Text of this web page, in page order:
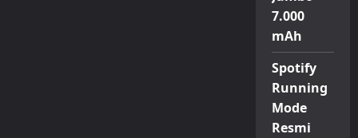
7.000
mAh
Spotify
Running
Mode
Resmi